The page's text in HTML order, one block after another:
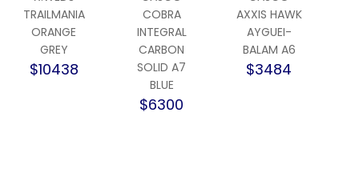
TRAILMANIA
ORANGE
GREY
$10438
COBRA
INTEGRAL
CARBON
SOLID A7
BLUE
$6300
AXXIS HAWK
AYGUEI-
BALAM A6
$3484